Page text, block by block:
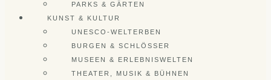
PARKS & GÄRTEN
KUNST & KULTUR
UNESCO-WELTERBEN
BURGEN & SCHLÖSSER
MUSEEN & ERLEBNISWELTEN
THEATER, MUSIK & BÜHNEN